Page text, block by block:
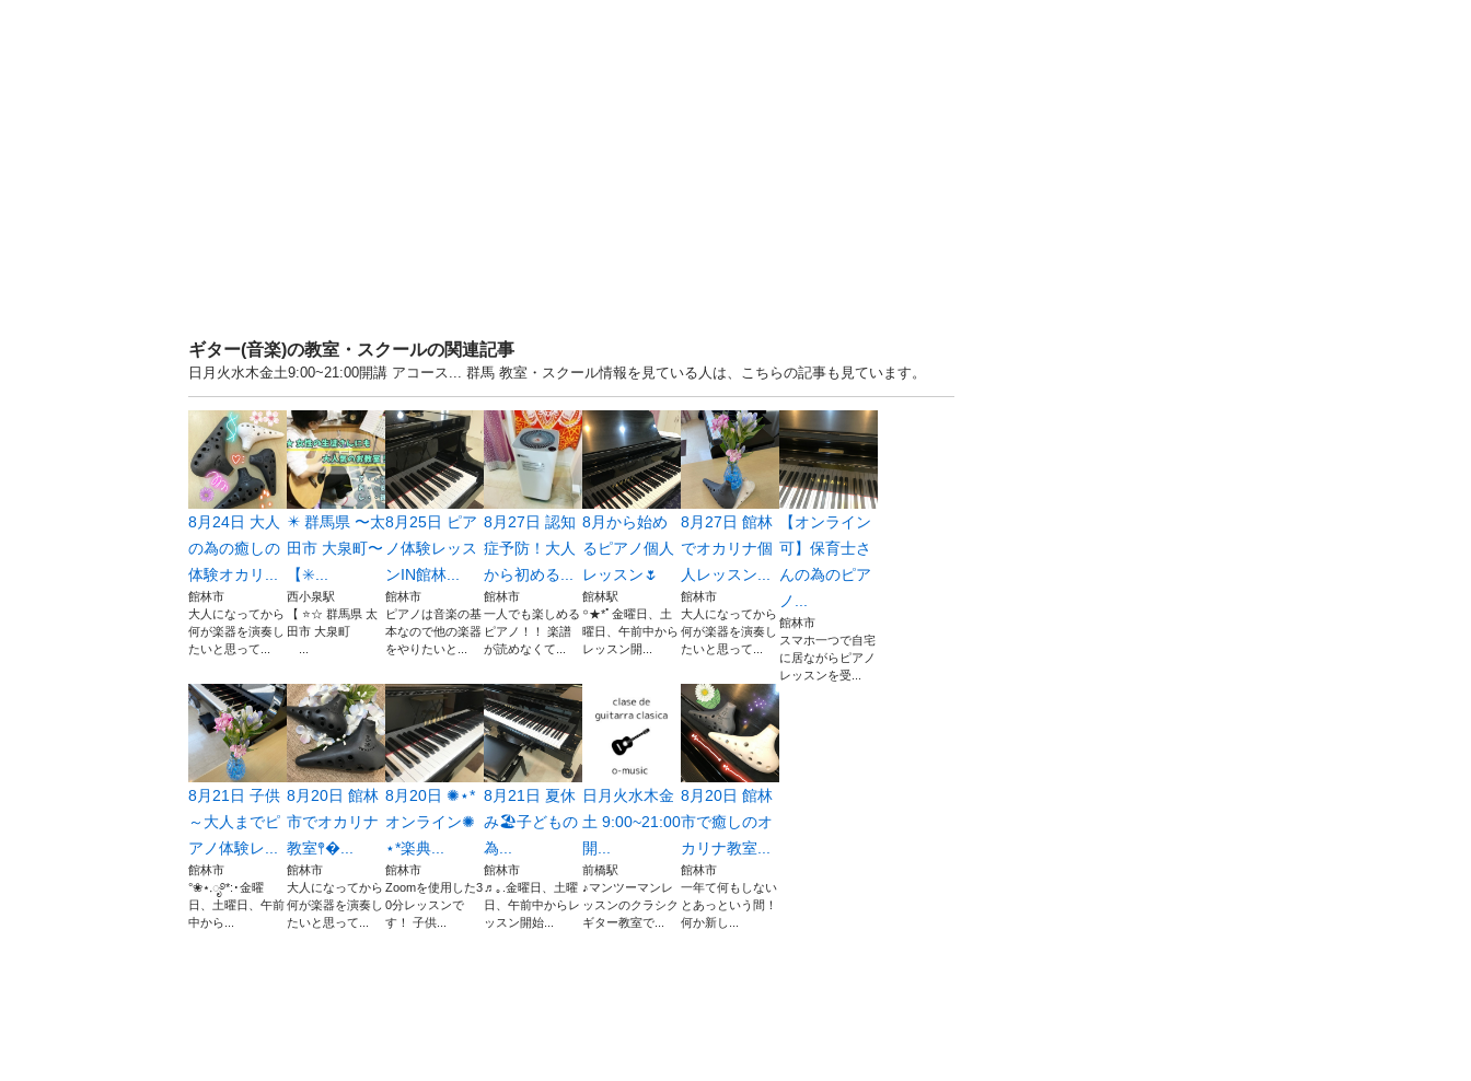
ギター(音楽)の教室・スクールの関連記事
日月火水木金土9:00~21:00開講 アコース... 群馬 教室・スクール情報を見ている人は、こちらの記事も見ています。
8月24日 大人
の為の癒しの
体験オカリ...
館林市
大人になってから
何が楽器を演奏し
たいと思って...
✴️ 群馬県 〜太
田市 大泉町〜
【✳️...
西小泉駅
【 ⭐️☆ 群馬県 太
田市 大泉町
8月25日 ピア
ノ体験レッス
ンIN館林...
館林市
ピアノは音楽の基
本なので他の楽器
をやりたいと...
8月27日 認知
症予防！大人
から初める...
館林市
一人でも楽しめる
ピアノ！！ 楽譜
が読めなくて...
8月から始め
るピアノ個人
レッスン🌷
館林駅
꙳★*ﾟ金曜日、土
曜日、午前中から
レッスン開...
8月27日 館林
でオカリナ個
人レッスン...
館林市
大人になってから
何が楽器を演奏し
たいと思って...
【オンライン
可】保育士さ
んの為のピア
ノ...
館林市
スマホ一つで自宅
に居ながらピアノ
レッスンを受...
8月21日 子供
～大人までピ
アノ体験レ...
館林市
°❀⋆.ೃ࿔*:･金曜
日、土曜日、午前
中から...
8月20日 館林
市でオカリナ
教室𖤣...
館林市
大人になってから
何が楽器を演奏し
たいと思って...
8月20日 ✺⋆*
オンライン✺
⋆*楽典...
館林市
Zoomを使用した3
0分レッスンで
す！ 子供...
8月21日 夏休
み🏖子どもの
為...
館林市
♬｡.金曜日、土曜
日、午前中からレ
ッスン開始...
日月火水木金
土 9:00~21:00
開...
前橋駅
♪マンツーマンレ
ッスンのクラシク
ギター教室で...
8月20日 館林
市で癒しのオ
カリナ教室...
館林市
一年て何もしない
とあっという間！
何か新し...